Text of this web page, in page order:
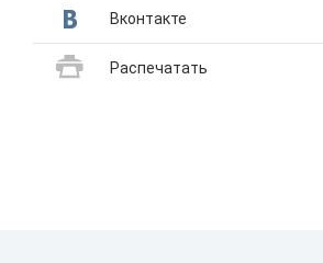
Вконтакте
Распечатать